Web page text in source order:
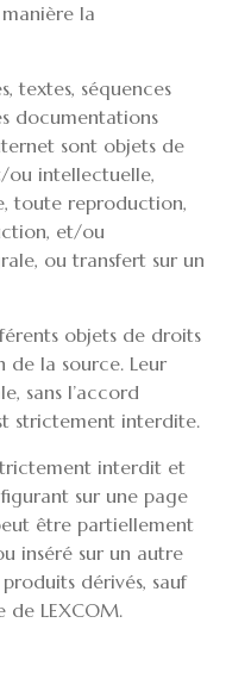
la
textes, séquences
documentations
sont objets de
ou intellectuelle,
toute reproduction,
et/ou
ou transfert sur un
objets de droits
de la source. Leur
sans l’accord
strictement interdite.
interdit et
sur une page
être partiellement
inséré sur un autre
dérivés, sauf
de LEXCOM.